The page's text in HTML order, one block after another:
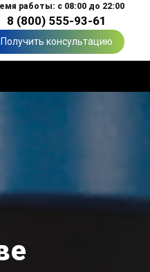
работы: с 08:00 до 22:00
8 (800) 555-93-61
Получить консультацию